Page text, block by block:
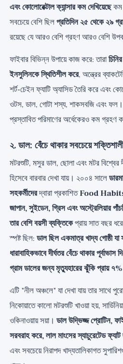
এবং কোলোরেক্টাল ক্যান্সার কম দেখিয়েছেকম
সবচেয়ে বেশি ছিলপ্রতিদিন ২৫ থেকে ২৯
রয়েছে যে আরও বেশি গ্রহণ আরও বেশি
ফাইবার বিভিন্ন উপায়ে কাজ করে: তারা
ইনসুলিনকে স্থিতিশীল করে, অন্ত্রের
শর্ট-চেইন ফ্যাটি অ্যাসিড তৈরি করে এবং
ওটস, ডাল, গোটা শস্য, শাকসবজি এবং ফল।
প্রস্তাবিত পরিমাণের অর্ধেকেরও কম গ্রহণ
২. ডাল: বেঁচে থাকার সবচেয়ে
মটরশুটি, মসুর ডাল, ছোলা এবং মটর বিশ্বের
হিসেবে বারবার দেখা যায়। ২০০৪ সালে
সহকর্মীদেরদ্বারা প্রকাশিতFood
জাপান, সুইডেন, গ্রিস এবং অস্ট্রেলিয়ার
তার বেশি বয়সী ব্যক্তিকেপ্রায় সাত বছর
স্পষ্ট ছিল: ডাল ছিল একমাত্র খাদ্য গোষ্ঠী
ধারাবাহিকভাবে দীর্ঘতর বেঁচে থাকার
গ্রাম ডালের জন্য মৃত্যুহারের ঝুঁকি প্রায়
এটি "নীল অঞ্চলে" যা দেখা যায় তার সাথে
নিকোয়াতে কালো মটরশুটি খাওয়া হয়,
ওকিনাওয়ায় সয়া। ডাল উদ্ভিজ্জ প্রোটিন,
সরবরাহ করে, লাল মাংসের স্যাচুরেটেড
এবং সবচেয়ে নিরাপদ খাদ্যতালিকাগত